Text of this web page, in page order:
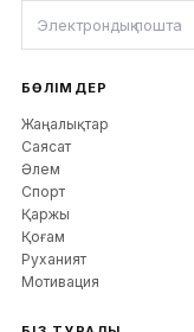
БӨЛІМДЕР
Жаңалықтар
Саясат
Әлем
Спорт
Қаржы
Қоғам
Руханият
Мотивация